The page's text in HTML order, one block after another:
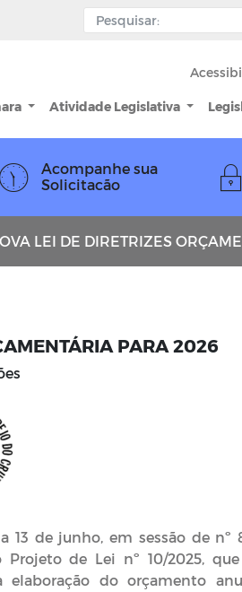
Atividade Legislativa
Acompanhe sua
Solicitacão
LEI DE DIRETRIZES
PARA 2026
de junho, em sessão de nº
de Lei nº 10/2025,
elaboração do orçamento